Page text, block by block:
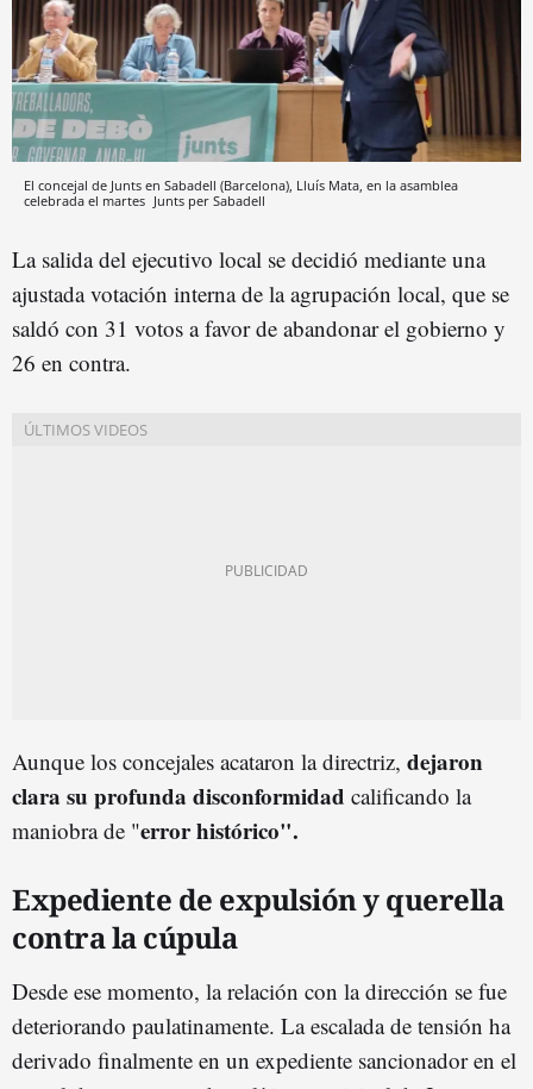
El concejal de Junts en Sabadell (Barcelona), Lluís Mata, en la asamblea
celebrada el martes Junts per Sabadell
La salida del ejecutivo local se decidió mediante una
ajustada votación interna de la agrupación local, que se
saldó con 31 votos a favor de abandonar el gobierno y
26 en contra.
Aunque los concejales acataron la directriz, dejaron
clara su profunda disconformidad calificando la
maniobra de "error histórico".
Expediente de expulsión y querella
contra la cúpula
Desde ese momento, la relación con la dirección se fue
deteriorando paulatinamente. La escalada de tensión ha
derivado finalmente en un expediente sancionador en el